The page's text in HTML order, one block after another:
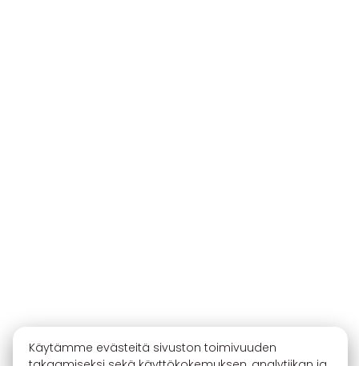
Käytämme evästeitä sivuston toimivuuden